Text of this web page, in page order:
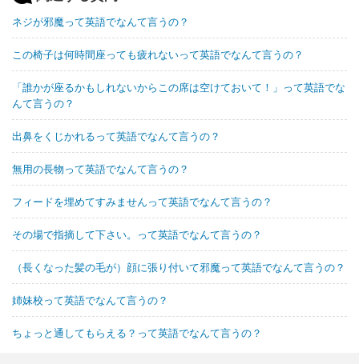
ネジが邪魔って英語でなんて言うの？
この椅子は何時間座っても疲れないって英語でなんて言うの？
「誰かが座るかもしれないからこの席は空けておいて！」って英語でな
んて言うの？
出鼻をくじかれるって英語でなんて言うの？
無用の長物って英語でなんて言うの？
フィードを埋めてすみませんって英語でなんて言うの？
その場で指摘して下さい。って英語でなんて言うの？
（長くなった髪の毛が）顔に張り付いて邪魔って英語でなんて言うの？
姉妹校って英語でなんて言うの？
ちょっと通してもらえる？って英語でなんて言うの？